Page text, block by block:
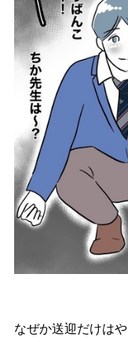
なぜか送迎だけは